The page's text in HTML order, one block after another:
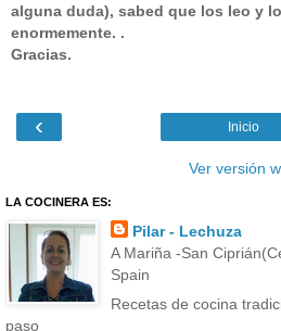
alguna duda), sabed que los leo y
enormemente. .
Gracias.
‹ Inicio
Ver versión
LA COCINERA ES:
Pilar - Lechuza
A Mariña -San
Spain
Recetas de cocina
paso